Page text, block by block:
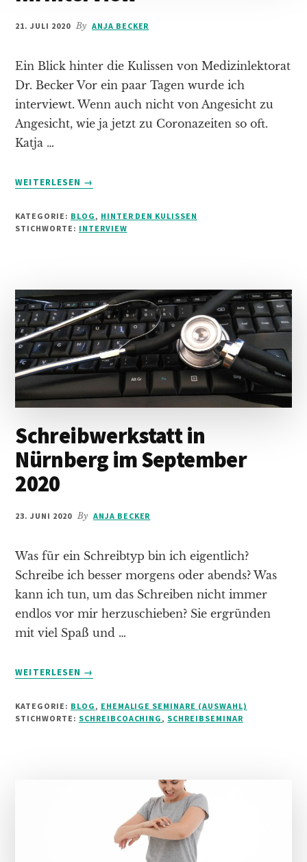
21. JULI 2020 By ANJA BECKER
Ein Blick hinter die Kulissen von Medizinlektorat
Dr. Becker Vor ein paar Tagen wurde ich
interviewt. Wenn auch nicht von Angesicht zu
Angesicht, wie ja jetzt zu Coronazeiten so oft.
Katja …
WEITERLESEN
INFOS
IM
→
KATEGORIE: BLOG , HINTER DEN KULISSEN
STICHWORTE: INTERVIEW
Schreibwerkstatt in
Nürnberg im September
2020
23. JUNI 2020 By ANJA BECKER
Was für ein Schreibtyp bin ich eigentlich?
Schreibe ich besser morgens oder abends? Was
kann ich tun, um das Schreiben nicht immer
endlos vor mir herzuschieben? Sie ergründen
mit viel Spaß und …
WEITERLESEN
INFOS
SCHREIBWERKSTATT
→
KATEGORIE: BLOG , EHEMALIGE SEMINARE (AUSWAHL)
STICHWORTE: SCHREIBCOACHING , SCHREIBSEMINAR